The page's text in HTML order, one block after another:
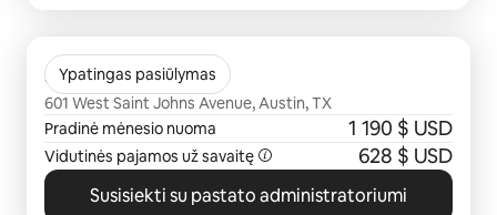
Ypatingas pasiūlymas
St Johns West
601 West Saint Johns Avenue, Austin, TX
Pradinė mėnesio nuoma
1 190 $ USD
Vidutinės pajamos už savaitę 628 $ USD
Susisiekti su pastato administratoriumi